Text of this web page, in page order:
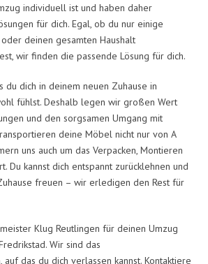
individuell ist und haben daher
für dich. Egal, ob du nur einige
deinen gesamten Haushalt
wir finden die passende Lösung für dich.
du dich in deinem neuen Zuhause in
fühlst. Deshalb legen wir großen Wert
und den sorgsamen Umgang mit
deine Möbel nicht nur von A
uns auch um das Verpacken, Montieren
Du kannst dich entspannt zurücklehnen und
freuen – wir erledigen den Rest für
Klug Reutlingen für deinen Umzug
Wir sind das
auf das du dich verlassen kannst. Kontaktiere